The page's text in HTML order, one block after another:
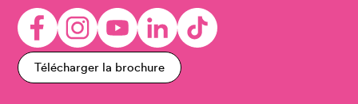
Télécharger la brochure